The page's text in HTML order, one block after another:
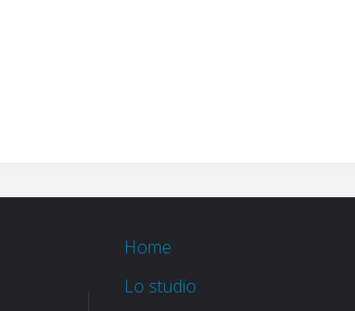
Home
Lo studio